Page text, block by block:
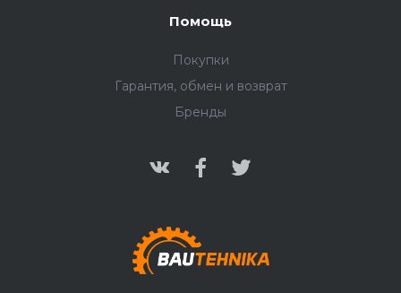
Помощь
Покупки
Гарантия, обмен и возврат
Бренды